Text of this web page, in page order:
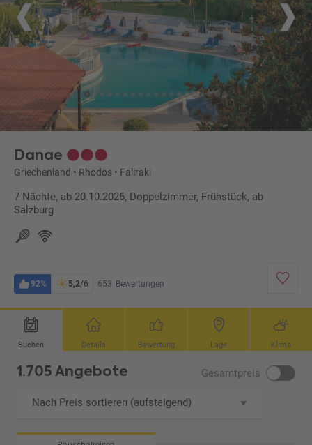
Danae
Griechenland • Rhodos • Faliraki
7 Nächte, ab 20.10.2026, Doppelzimmer, Frühstück, ab
Salzburg
92% 5,2/6 653 Bewertungen
Buchen Details Bewertung Lage Klima
1.705 Angebote Gesamtpreis
Nach Preis sortieren (aufsteigend)